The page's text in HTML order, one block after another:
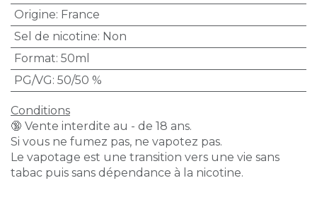
Origine: France
Sel de nicotine: Non
Format: 50ml
PG/VG: 50/50 %
Conditions
🔞 Vente interdite au - de 18 ans.
Si vous ne fumez pas, ne vapotez pas.
Le vapotage est une transition vers une vie sans
tabac puis sans dépendance à la nicotine.